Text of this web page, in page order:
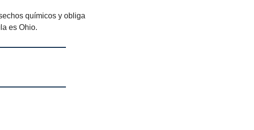
químicos y obliga
es Ohio.